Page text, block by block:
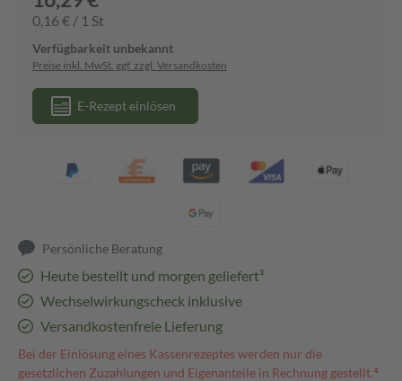
0,16 € / 1 St
Verfügbarkeit unbekannt
Preise inkl. MwSt. ggf. zzgl. Versandkosten
E-Rezept einlösen
Persönliche Beratung
Heute bestellt und morgen geliefert³
Wechselwirkungscheck inklusive
Versandkostenfreie Lieferung
Bei der Einlösung eines Kassenrezeptes werden nur die
gesetzlichen Zuzahlungen und Eigenanteile in Rechnung gestellt.⁴